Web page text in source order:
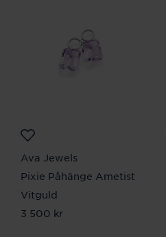
Ava Jewels
Pixie Påhänge Ametist
Vitguld
Pris:3 500 kr
3 500 kr